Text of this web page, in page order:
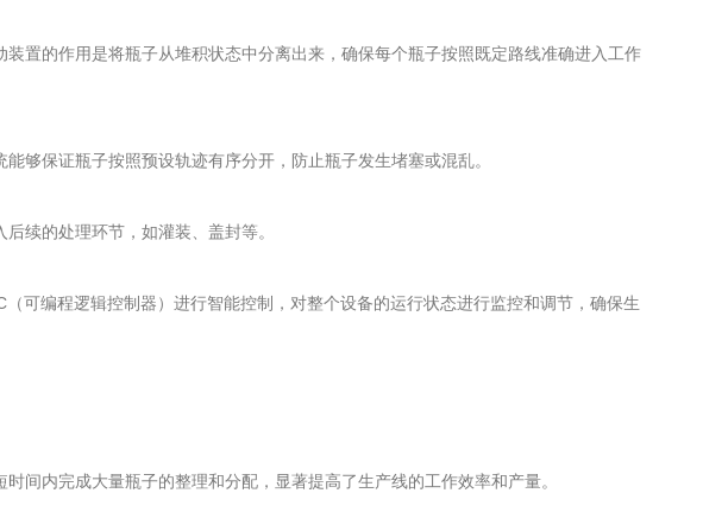
的作用是将瓶子从堆积状态中分离出来，确保每个瓶子按照既定路线准确进入工作
保证瓶子按照预设轨迹有序分开，防止瓶子发生堵塞或混乱。
续的处理环节，如灌装、盖封等。
编程逻辑控制器）进行智能控制，对整个设备的运行状态进行监控和调节，确保生
内完成大量瓶子的整理和分配，显著提高了生产线的工作效率和产量。